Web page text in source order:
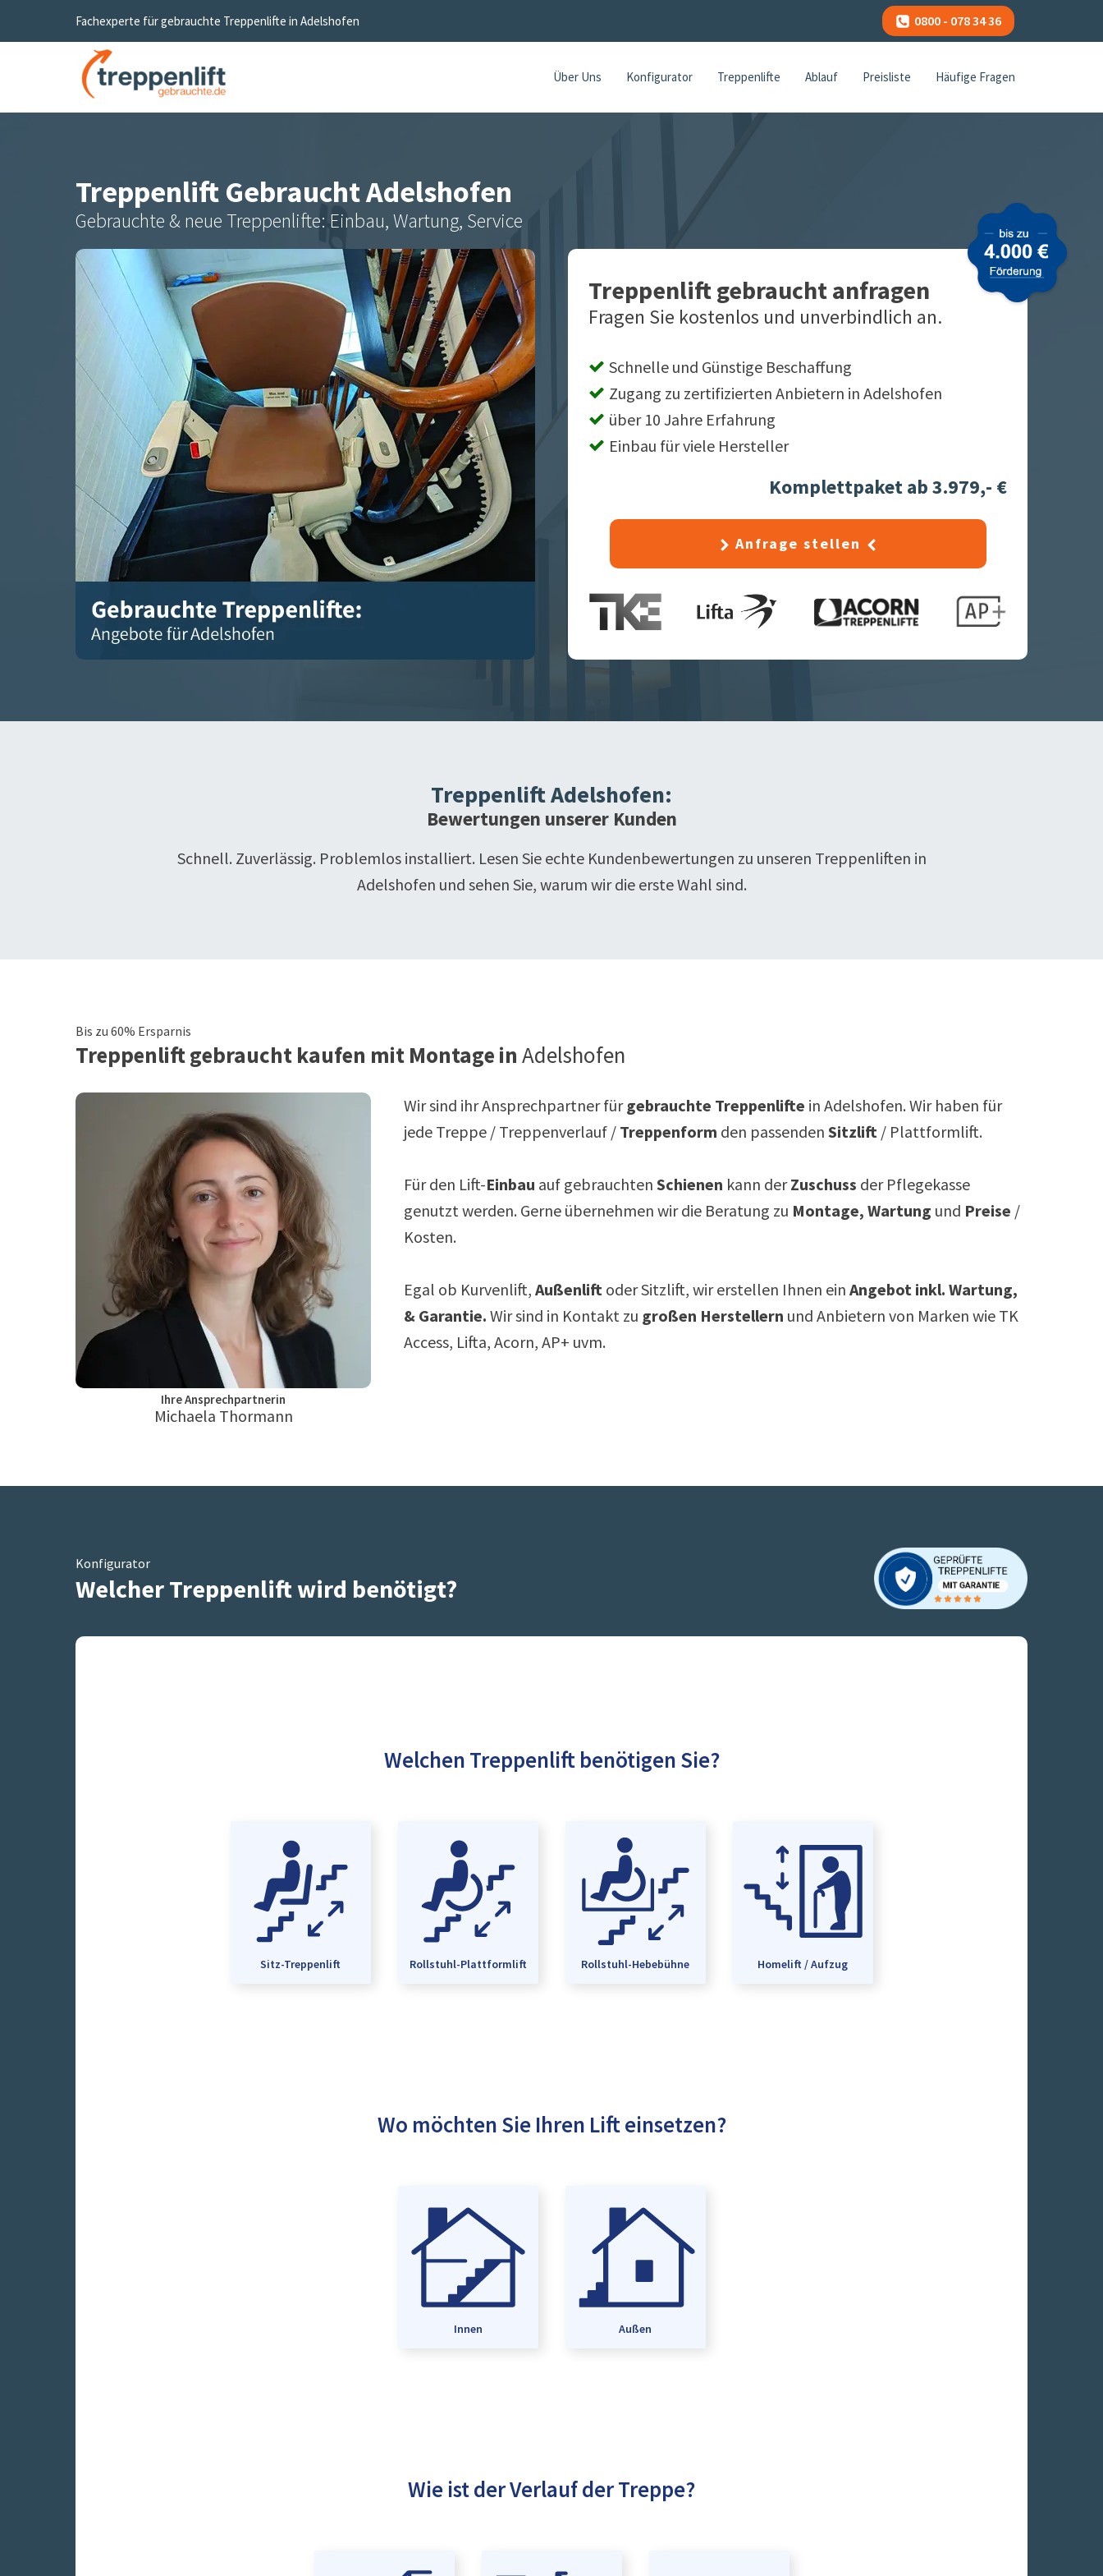
Fachexperte für gebrauchte Treppenlifte in Adelshofen 0800 - 078 34 36
Über Uns Konfigurator Treppenlifte Ablauf Preisliste Häufige Fragen
Treppenlift GebrauchtAdelshofen
Gebrauchte & neue Treppenlifte: Einbau, Wartung, Service
Treppenlift gebraucht anfragen
Fragen Sie kostenlos und unverbindlich an.
Schnelle und Günstige Beschaffung
Zugang zu zertifizierten Anbietern in Adelshofen
über 10 Jahre Erfahrung
Einbau für viele Hersteller
Komplettpaket ab 3.979,- €
Anfrage stellen
TreppenliftAdelshofen:
Bewertungen unserer Kunden
Schnell. Zuverlässig. Problemlos installiert. Lesen Sie echte Kundenbewertungen zu unseren Treppenliften in
Adelshofen und sehen Sie, warum wir die erste Wahl sind.
Bis zu 60% Ersparnis
Treppenliftgebraucht kaufen mit Montage in Adelshofen
Ihre Ansprechpartnerin
Michaela Thormann
Wir sind ihr Ansprechpartner fürgebrauchte Treppenlifte in Adelshofen. Wir haben für
jede Treppe / Treppenverlauf / Treppenform den passenden Sitzlift / Plattformlift.
Für den Lift-Einbau auf gebrauchten Schienen kann derZuschuss der Pflegekasse
genutzt werden. Gerne übernehmen wir die Beratung zu Montage, Wartung und Preise /
Kosten.
Egal ob Kurvenlift, Außenlift oder Sitzlift, wir erstellen Ihnen ein Angebot inkl. Wartung,
& Garantie. Wir sind in Kontakt zu großen Herstellern und Anbietern von Marken wie TK
Access, Lifta, Acorn, AP+ uvm.
Konfigurator
Welcher Treppenlift wird benötigt?
Welchen Treppenlift benötigen Sie?
Sitz-Treppenlift Rollstuhl-Plattformlift Rollstuhl-Hebebühne Homelift / Aufzug
Wo möchten Sie Ihren Lift einsetzen?
Innen Außen
Wie ist der Verlauf der Treppe?